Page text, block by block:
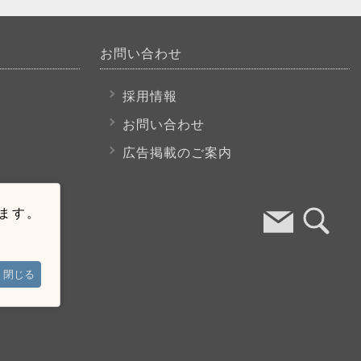
。
閉じる
お問い合わせ
採用情報
お問い合わせ
広告掲載のご案内